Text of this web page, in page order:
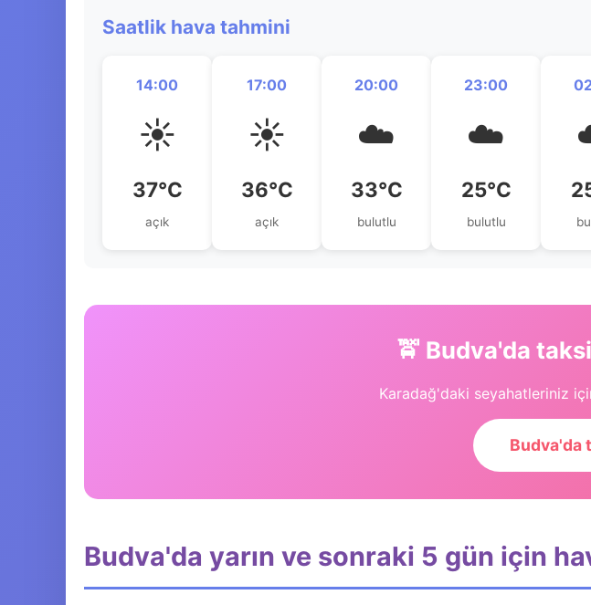
Saatlik hava tahmini
14:00
☀️
37°C
açık
17:00
☀️
36°C
açık
20:00
☁️
33°C
bulutlu
23:00
☁️
25°C
bulutlu
🚖 Budva'da
Karadağ'daki seyahatleriniz
Budva'da
Budva'da yarın ve sonraki 5 gün için